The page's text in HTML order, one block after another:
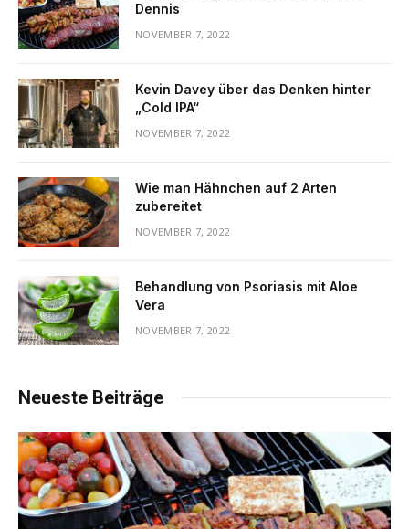
Dennis
NOVEMBER 7, 2022
Kevin Davey über das Denken hinter
„Cold IPA“
NOVEMBER 7, 2022
Wie man Hähnchen auf 2 Arten
zubereitet
NOVEMBER 7, 2022
Behandlung von Psoriasis mit Aloe
Vera
NOVEMBER 7, 2022
Neueste Beiträge